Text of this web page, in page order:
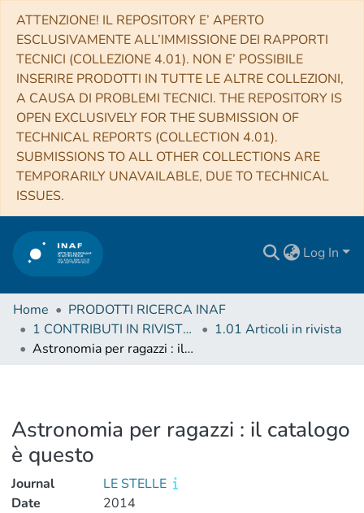
ATTENZIONE! IL REPOSITORY E’ APERTO
ESCLUSIVAMENTE ALL’IMMISSIONE DEI RAPPORTI
TECNICI (COLLEZIONE 4.01). NON E’ POSSIBILE
INSERIRE PRODOTTI IN TUTTE LE ALTRE COLLEZIONI,
A CAUSA DI PROBLEMI TECNICI. THE REPOSITORY IS
OPEN EXCLUSIVELY FOR THE SUBMISSION OF
TECHNICAL REPORTS (COLLECTION 4.01).
SUBMISSIONS TO ALL OTHER COLLECTIONS ARE
TEMPORARILY UNAVAILABLE, DUE TO TECHNICAL
ISSUES.
Log In
Home
PRODOTTI RICERCA INAF
1 CONTRIBUTI IN RIVISTE (Journal articles)
1.01 Articoli in rivista
Astronomia per ragazzi : il catalogo è questo
Astronomia per ragazzi : il catalogo
è questo
Journal
LE STELLE
Date
2014